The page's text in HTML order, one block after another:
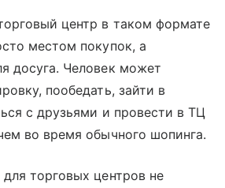
центр в таком формате
местом покупок, а
досуга. Человек может
пообедать, зайти в
с друзьями и провести в ТЦ
во время обычного шопинга.
торговых центров не